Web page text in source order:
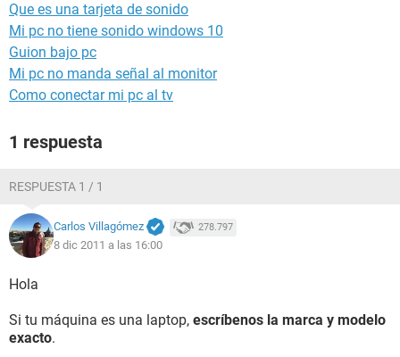
Que es una tarjeta de sonido
Mi pc no tiene sonido windows 10
Guion bajo pc
Mi pc no manda señal al monitor
Como conectar mi pc al tv
1 respuesta
RESPUESTA 1 / 1
Carlos Villagómez 278.797
8 dic 2011 a las 16:00
Hola
Si tu máquina es una laptop, escríbenos la marca y modelo
exacto.